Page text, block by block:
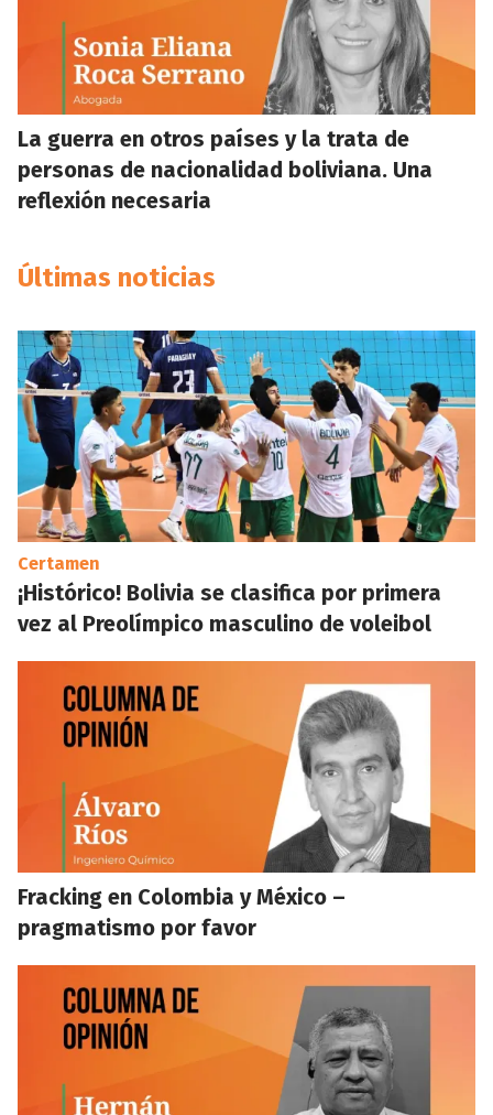
La guerra en otros países y la trata de
personas de nacionalidad boliviana. Una
reflexión necesaria
Últimas noticias
Certamen
¡Histórico! Bolivia se clasifica por primera
vez al Preolímpico masculino de voleibol
Fracking en Colombia y México –
pragmatismo por favor